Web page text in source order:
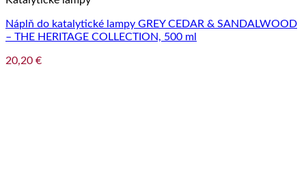
Náplň do katalytické lampy GREY CEDAR & SANDALWOOD
– THE HERITAGE COLLECTION, 500 ml
20,20 €